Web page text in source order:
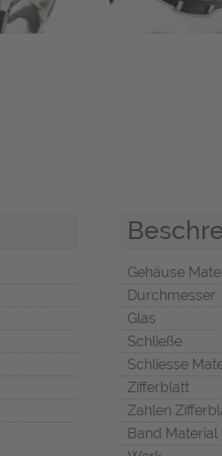
Gehäuse
Durchmesser
Glas
Schließe
Schliesse
Zifferblatt
Zahlen
Band Material